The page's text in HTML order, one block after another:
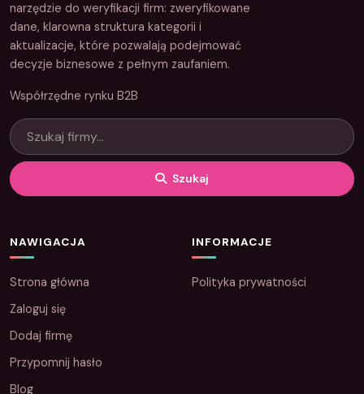
narzędzie do weryfikacji firm: zweryfikowane
dane, klarowna struktura kategorii i
aktualizacje, które pozwalają podejmować
decyzje biznesowe z pełnym zaufaniem.
Współrzędne rynku B2B
Szukaj
NAWIGACJA
Strona główna
Zaloguj się
Dodaj firmę
Przypomnij hasło
Blog
INFORMACJE
Polityka prywatności